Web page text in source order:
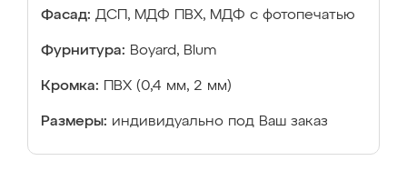
Фасад: ДСП, МДФ ПВХ, МДФ с фотопечатью
Фурнитура: Boyard, Blum
Кромка: ПВХ (0,4 мм, 2 мм)
Размеры: индивидуально под Ваш заказ